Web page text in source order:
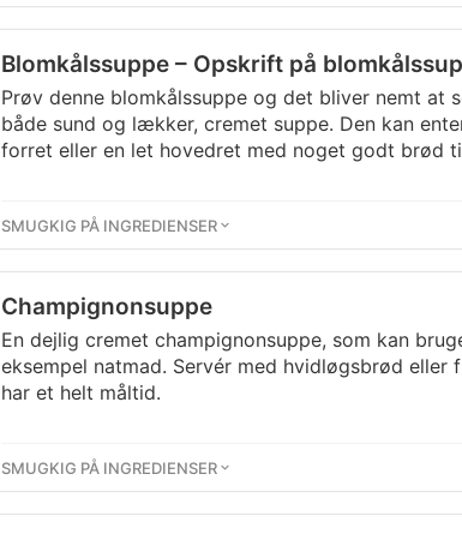
Blomkålssuppe – Opskrift på
Prøv denne blomkålssuppe og det bliver nemt at
både sund og lækker, cremet suppe. Den kan
forret eller en let hovedret med noget godt brød
SMUGKIG PÅ INGREDIENSER
Champignonsuppe
En dejlig cremet champignonsuppe, som kan
eksempel natmad. Servér med hvidløgsbrød eller
har et helt måltid.
SMUGKIG PÅ INGREDIENSER